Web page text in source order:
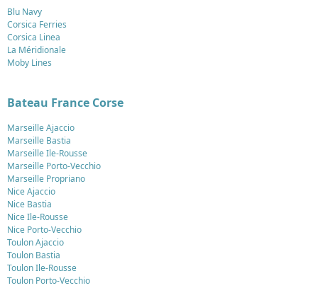
Blu Navy
Corsica Ferries
Corsica Linea
La Méridionale
Moby Lines
Bateau France Corse
Marseille Ajaccio
Marseille Bastia
Marseille Ile-Rousse
Marseille Porto-Vecchio
Marseille Propriano
Nice Ajaccio
Nice Bastia
Nice Ile-Rousse
Nice Porto-Vecchio
Toulon Ajaccio
Toulon Bastia
Toulon Ile-Rousse
Toulon Porto-Vecchio